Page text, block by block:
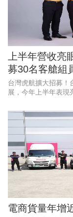
上半年營收
募30名客艙組
台灣虎航擴大招募！
展，今年上半年表現
正式引進第三代機隊
電商貨量年增